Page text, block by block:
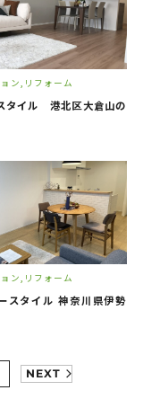
ン リフォーム
タイル 港北区大倉山の
ン リフォーム
スタイル 神奈川県伊勢
NEXT